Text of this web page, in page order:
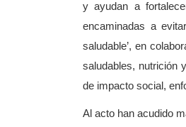
y ayudan a
encaminadas a
saludable’, en
saludables, nutrición
de impacto social,
Al acto han acudido